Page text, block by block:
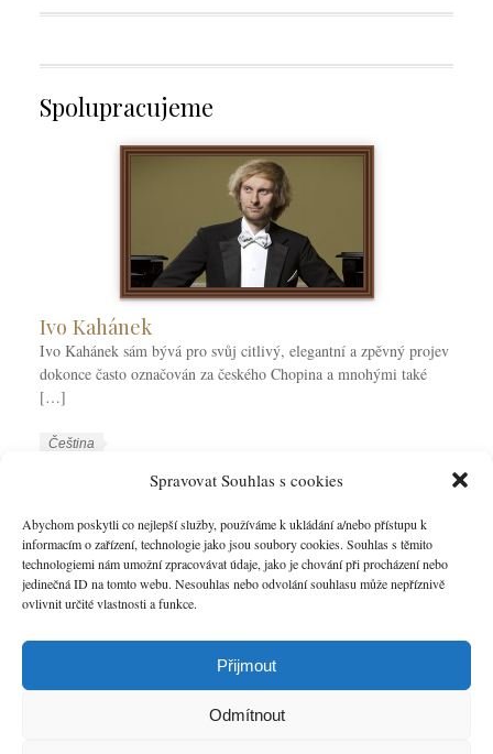
Spravovat Souhlas s cookies
Abychom poskytli co nejlepší služby, používáme k ukládání a/nebo přístupu k
informacím o zařízení, technologie jako jsou soubory cookies. Souhlas s těmito
technologiemi nám umožní zpracovávat údaje, jako je chování při procházení nebo
jedinečná ID na tomto webu. Nesouhlas nebo odvolání souhlasu může nepříznivě
ovlivnit určité vlastnosti a funkce.
Přijmout
Odmítnout
Spolupracujeme
Ivo Kahánek
Ivo Kahánek sám bývá pro svůj citlivý, elegantní a zpěvný projev
dokonce často označován za českého Chopina a mnohými také
[…]
W
C
a
t
e
g
r
k
y
Čeština
r
k
T
a
s
Klavírní virtuoz
VÍCE